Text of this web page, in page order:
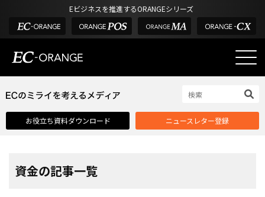
Eビジネスを推進するORANGEシリーズ
選ばれる理由
課題解決例
お役立ち資料ダウンロード ニュースレター登録
資金の記事一覧